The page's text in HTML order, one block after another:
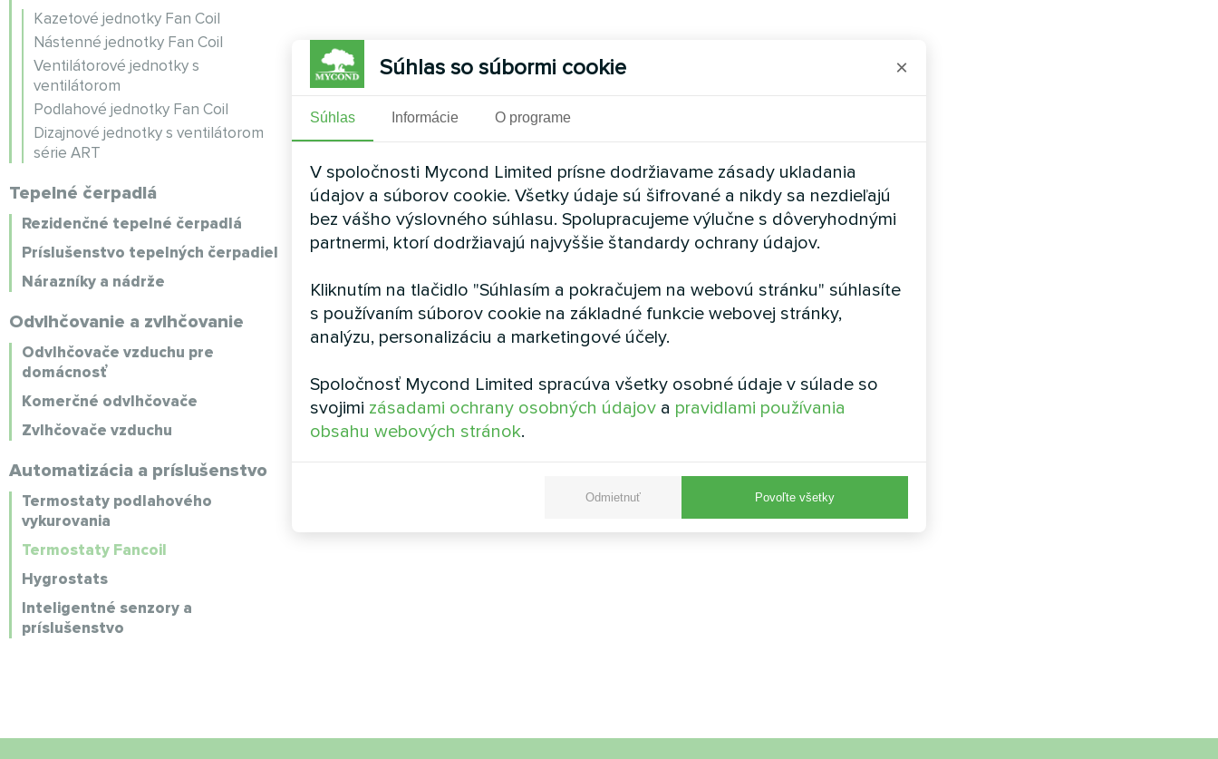
Kazetové jednotky Fan Coil
Nástenné jednotky Fan Coil
Ventilátorové jednotky s
ventilátorom
Podlahové jednotky Fan Coil
Dizajnové jednotky s ventilátorom
série ART
Tepelné čerpadlá
Rezidenčné tepelné čerpadlá
Príslušenstvo tepelných čerpadiel
Nárazníky a nádrže
Odvlhčovanie a zvlhčovanie
Odvlhčovače vzduchu pre
domácnosť
Komerčné odvlhčovače
Zvlhčovače vzduchu
Automatizácia a príslušenstvo
Termostaty podlahového
vykurovania
Termostaty Fancoil
Hygrostats
Inteligentné senzory a
príslušenstvo
Súhlas so súbormi cookie ×
Súhlas Informácie O programe
V spoločnosti Mycond Limited prísne dodržiavame zásady ukladania
údajov a súborov cookie. Všetky údaje sú šifrované a nikdy sa nezdieľajú
bez vášho výslovného súhlasu. Spolupracujeme výlučne s dôveryhodnými
partnermi, ktorí dodržiavajú najvyššie štandardy ochrany údajov.
Kliknutím na tlačidlo "Súhlasím a pokračujem na webovú stránku" súhlasíte
s používaním súborov cookie na základné funkcie webovej stránky,
analýzu, personalizáciu a marketingové účely.
Spoločnosť Mycond Limited spracúva všetky osobné údaje v súlade so
svojimi zásadami ochrany osobných údajov a pravidlami používania
obsahu webových stránok.
Odmietnuť Povoľte všetky